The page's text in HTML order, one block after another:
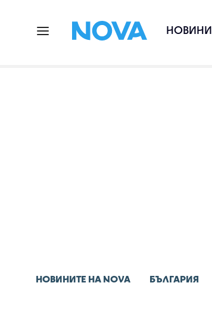
НОВИНИ
НОВИНИТЕ НА NOVA БЪЛГАРИЯ